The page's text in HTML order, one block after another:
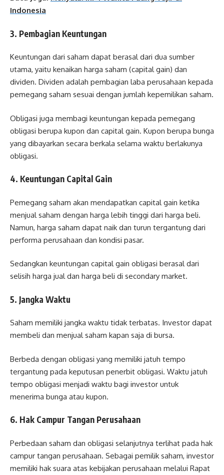
Indonesia
3. Pembagian Keuntungan
Keuntungan dari saham dapat berasal dari dua sumber
utama, yaitu kenaikan harga saham (capital gain) dan
dividen. Dividen adalah pembagian laba perusahaan kepada
pemegang saham sesuai dengan jumlah kepemilikan saham.
Obligasi juga membagi keuntungan kepada pemegang
obligasi berupa kupon dan capital gain. Kupon berupa bunga
yang dibayarkan secara berkala selama waktu berlakunya
obligasi.
4. Keuntungan Capital Gain
Pemegang saham akan mendapatkan capital gain ketika
menjual saham dengan harga lebih tinggi dari harga beli.
Namun, harga saham dapat naik dan turun tergantung dari
performa perusahaan dan kondisi pasar.
Sedangkan keuntungan capital gain obligasi berasal dari
selisih harga jual dan harga beli di secondary market.
5. Jangka Waktu
Saham memiliki jangka waktu tidak terbatas. Investor dapat
membeli dan menjual saham kapan saja di bursa.
Berbeda dengan obligasi yang memiliki jatuh tempo
tergantung pada keputusan penerbit obligasi. Waktu jatuh
tempo obligasi menjadi waktu bagi investor untuk
menerima bunga atau kupon.
6. Hak Campur Tangan Perusahaan
Perbedaan saham dan obligasi selanjutnya terlihat pada hak
campur tangan perusahaan. Sebagai pemilik saham, investor
memiliki hak suara atas kebijakan perusahaan melalui Rapat